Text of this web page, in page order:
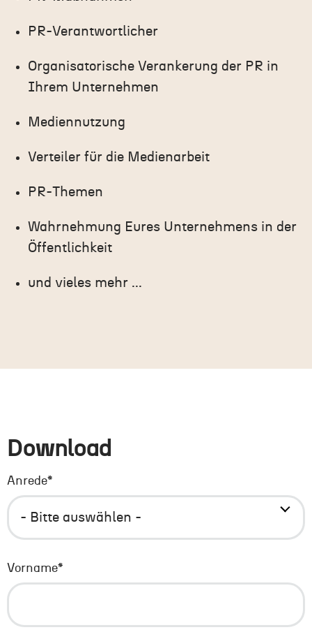
PR-Verantwortlicher
Organisatorische Verankerung der PR in
Ihrem Unternehmen
Mediennutzung
Verteiler für die Medienarbeit
PR-Themen
Wahrnehmung Eures Unternehmens in der
Öffentlichkeit
und vieles mehr ...
Download
Anrede*
Vorname*